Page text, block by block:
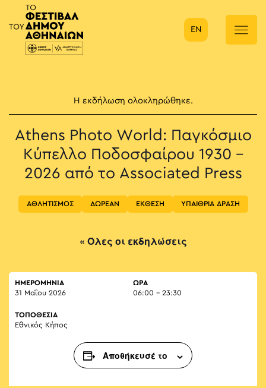
Κύρια πλοήγηση
EN
Η εκδήλωση ολοκληρώθηκε.
Athens Photo World: Παγκόσμιο
Κύπελλο Ποδοσφαίρου 1930 –
2026 από το Associated Press
ΑΘΛΗΤΙΣΜΟΣ ΔΩΡΕΑΝ ΕΚΘΕΣΗ ΥΠΑΙΘΡΙΑ ΔΡΑΣΗ
« Όλες οι εκδηλώσεις
ΗΜΕΡΟΜΗΝΙΑ
31 Μαΐου 2026
ΏΡΑ
06:00 - 23:30
ΤΟΠΟΘΕΣΙΑ
Εθνικός Κήπος
Αποθήκευσέ το